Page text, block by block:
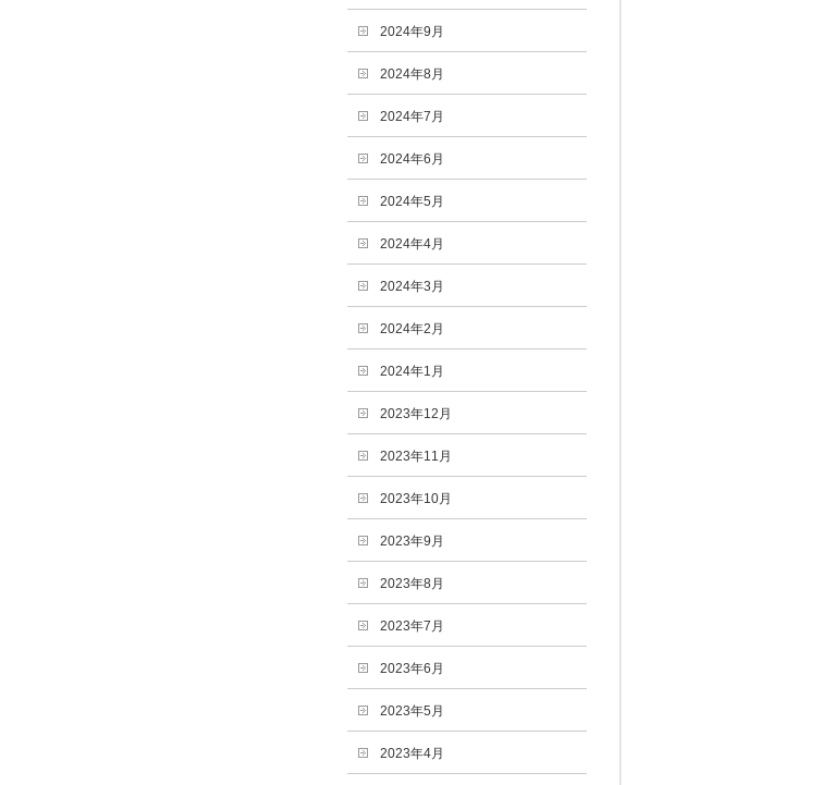
2024年9月
2024年8月
2024年7月
2024年6月
2024年5月
2024年4月
2024年3月
2024年2月
2024年1月
2023年12月
2023年11月
2023年10月
2023年9月
2023年8月
2023年7月
2023年6月
2023年5月
2023年4月